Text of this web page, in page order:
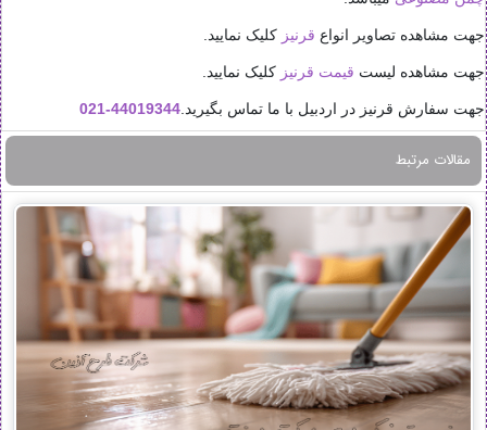
جهت مشاهده تصاویر انواع قرنیز کلیک نمایید.
جهت مشاهده لیست قیمت قرنیز کلیک نمایید.
جهت سفارش قرنیز در اردبیل با ما تماس بگیرید. 44019344-021
مقالات مرتبط